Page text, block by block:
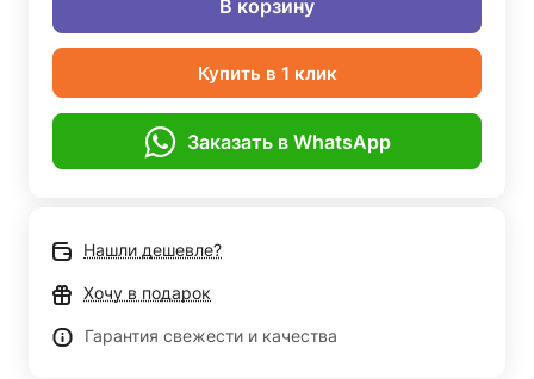
В корзину
Купить в 1 клик
Заказать в WhatsApp
Нашли дешевле?
Хочу в подарок
Гарантия свежести и качества